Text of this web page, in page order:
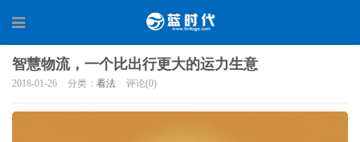
智慧物流，一个比出行更大的运力生意
2018-01-26 分类： 看法 评论(0)